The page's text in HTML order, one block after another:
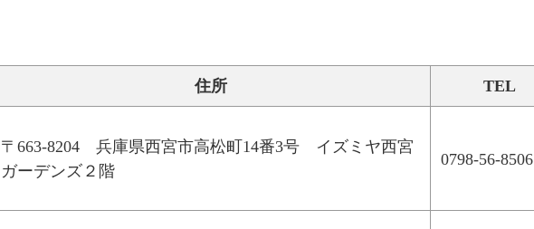
住所 TEL
〒663-8204 兵庫県西宮市高松町14番3号 イズミヤ西宮
ガーデンズ２階
0798-56-8506